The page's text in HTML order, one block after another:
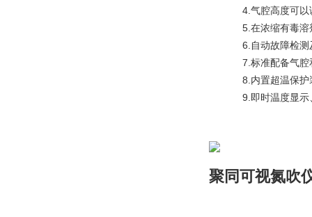
4.气腔高度可以调
5.在浓缩有毒溶
6.自动故障检测
7.标准配备气腔
8.内置超温保护
9.即时温度显示
聚同可视氮吹